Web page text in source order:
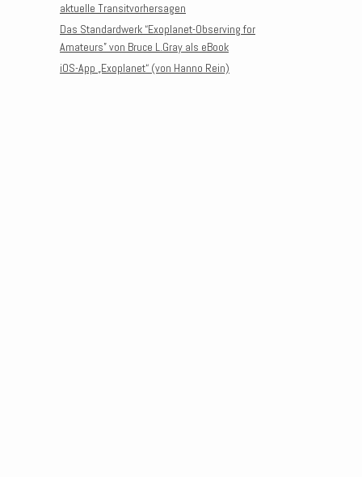
aktuelle Transitvorhersagen
Das Standardwerk “Exoplanet-Observing for
Amateurs” von Bruce L.Gray als eBook
iOS-App „Exoplanet“ (von Hanno Rein)